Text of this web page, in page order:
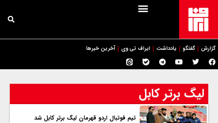
گزارش گفتگو یادداشت ایراف تی وی آخرین خبرها
لیگ برتر کابل
تیم فوتبال اردو قهرمان لیگ برتر کابل شد